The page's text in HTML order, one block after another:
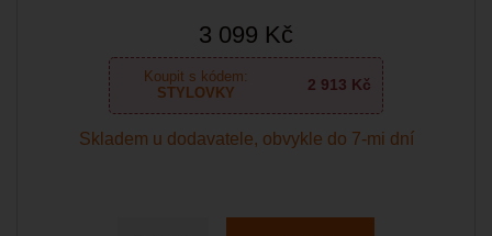
3 099 Kč
Koupit s kódem:
STYLOVKY
2 913 Kč
Skladem u dodavatele, obvykle do 7-mi dní